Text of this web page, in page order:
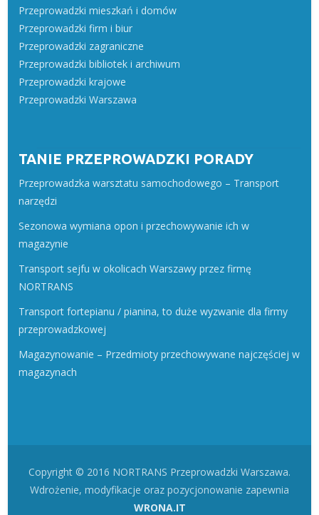
Przeprowadzki mieszkań i domów
Przeprowadzki firm i biur
Przeprowadzki zagraniczne
Przeprowadzki bibliotek i archiwum
Przeprowadzki krajowe
Przeprowadzki Warszawa
TANIE PRZEPROWADZKI PORADY
Przeprowadzka warsztatu samochodowego – Transport
narzędzi
Sezonowa wymiana opon i przechowywanie ich w
magazynie
Transport sejfu w okolicach Warszawy przez firmę
NORTRANS
Transport fortepianu / pianina, to duże wyzwanie dla firmy
przeprowadzkowej
Magazynowanie – Przedmioty przechowywane najczęściej w
magazynach
Copyright © 2016 NORTRANS Przeprowadzki Warszawa.
Wdrożenie, modyfikacje oraz pozycjonowanie zapewnia
WRONA.IT